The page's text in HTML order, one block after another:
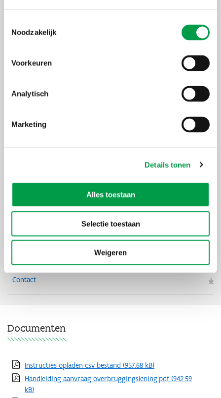
Noodzakelijk
Voorkeuren
Analytisch
Marketing
Details tonen
Alles toestaan
Selectie toestaan
Weigeren
Documenten
Contact
Documenten
Instructies opladen csv-bestand (957.68 kB)
Handleiding aanvraag overbruggingslening.pdf(942.59
kB)